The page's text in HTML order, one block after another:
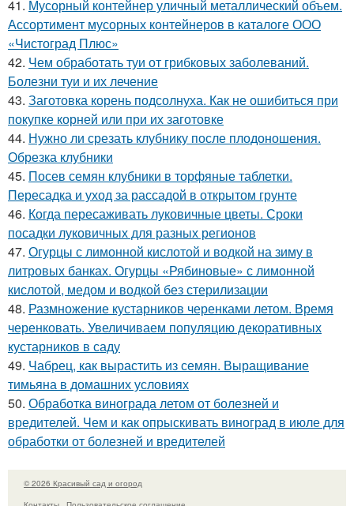
41. Мусорный контейнер уличный металлический объем.
Ассортимент мусорных контейнеров в каталоге ООО
«Чистоград Плюс»
42. Чем обработать туи от грибковых заболеваний.
Болезни туи и их лечение
43. Заготовка корень подсолнуха. Как не ошибиться при
покупке корней или при их заготовке
44. Нужно ли срезать клубнику после плодоношения.
Обрезка клубники
45. Посев семян клубники в торфяные таблетки.
Пересадка и уход за рассадой в открытом грунте
46. Когда пересаживать луковичные цветы. Сроки
посадки луковичных для разных регионов
47. Огурцы с лимонной кислотой и водкой на зиму в
литровых банках. Огурцы «Рябиновые» с лимонной
кислотой, медом и водкой без стерилизации
48. Размножение кустарников черенками летом. Время
черенковать. Увеличиваем популяцию декоративных
кустарников в саду
49. Чабрец, как вырастить из семян. Выращивание
тимьяна в домашних условиях
50. Обработка винограда летом от болезней и
вредителей. Чем и как опрыскивать виноград в июле для
обработки от болезней и вредителей
© 2026 Красивый сад и огород